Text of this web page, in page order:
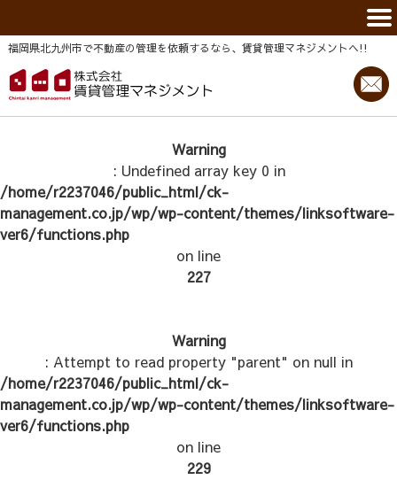
福岡県北九州市で不動産の管理を依頼するなら、賃貸管理マネジメントヘ!!
Warning
: Undefined array key 0 in
/home/r2237046/public_html/ck-
management.co.jp/wp/wp-content/themes/linksoftware-
ver6/functions.php
on line
227
Warning
: Attempt to read property "parent" on null in
/home/r2237046/public_html/ck-
management.co.jp/wp/wp-content/themes/linksoftware-
ver6/functions.php
on line
229